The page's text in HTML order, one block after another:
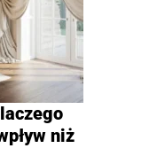
niż